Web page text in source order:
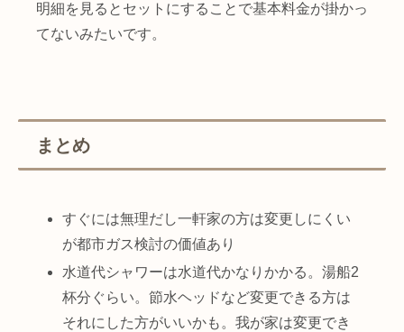
明細を見るとセットにすることで基本料金が掛かっ
てないみたいです。
まとめ
すぐには無理だし一軒家の方は変更しにくい
が都市ガス検討の価値あり
水道代シャワーは水道代かなりかかる。湯船2
杯分ぐらい。節水ヘッドなど変更できる方は
それにした方がいいかも。我が家は変更でき